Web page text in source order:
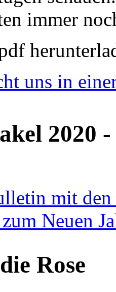
immer
uns in
2020
mit den
Neuen
Rose